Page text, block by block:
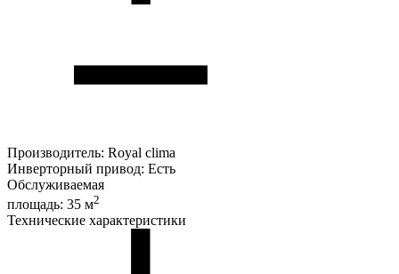
Производитель: Royal clima
Инверторный привод: Есть
Обслуживаемая
площадь: 35 м2
Технические характеристики